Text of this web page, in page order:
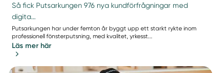
Så fick Putsarkungen 976 nya kundförfrågningar med
digita...
Putsarkungen har under femton år byggt upp ett starkt rykte inom
professionell fönsterputsning, med kvalitet, yrkesst...
Läs mer här